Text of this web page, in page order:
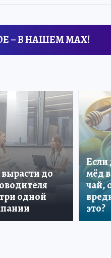
– В НАШЕМ MAX!
до
одной
Если
мёд
чай,
это?